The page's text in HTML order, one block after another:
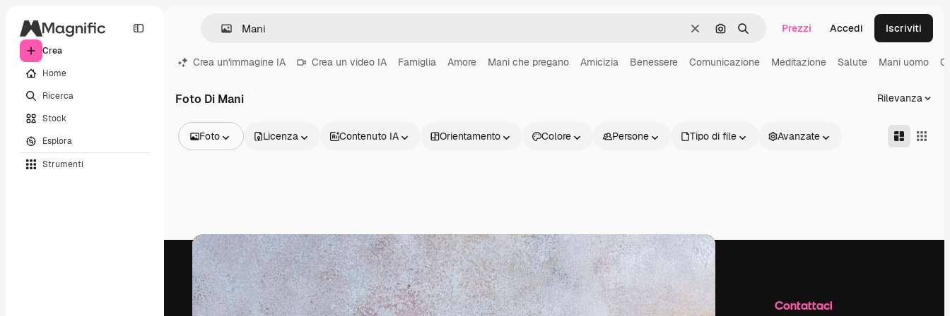
Crea
Home
Ricerca
Stock
Esplora
Strumenti
CancellaCerca per immagine
Ricerca Prezzi Accedi Iscriviti
Crea un'immagine IA Crea un video IA Famiglia Amore Mani che pregano Amicizia Benessere Comunicazione Meditazione Salute Mani uomo
Foto Di Mani Rilevanza
Foto
Video
Clip video
Motion graphic
Modelli di video
Icone
Modelli 3D
Font
Licenza Contenuto IA Orientamento Colore Persone Tipo di file Avanzate
Prodotti Inizia Azienda Contattaci